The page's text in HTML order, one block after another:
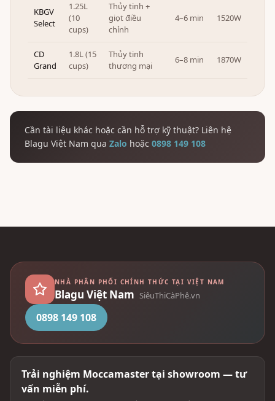
KBGV
Select
1.25L
(10
cups)
Thủy tinh +
giọt điều
chỉnh
4–6 min 1520W
CD
Grand
1.8L (15
cups)
Thủy tinh
thương mại
6–8 min 1870W
Cần tài liệu khác hoặc cần hỗ trợ kỹ thuật? Liên hệ
Blagu Việt Nam qua Zalo hoặc 0898 149 108
NHÀ PHÂN PHỐI CHÍNH THỨC TẠI VIỆT NAM
Blagu Việt Nam SiêuThiCàPhê.vn
0898 149 108
Trải nghiệm Moccamaster tại showroom — tư
vấn miễn phí.